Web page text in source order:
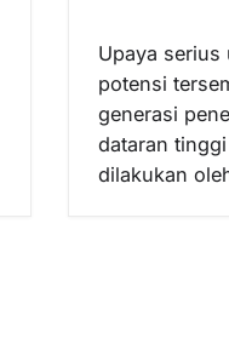
Upaya serius
potensi
generasi
dataran
dilakukan